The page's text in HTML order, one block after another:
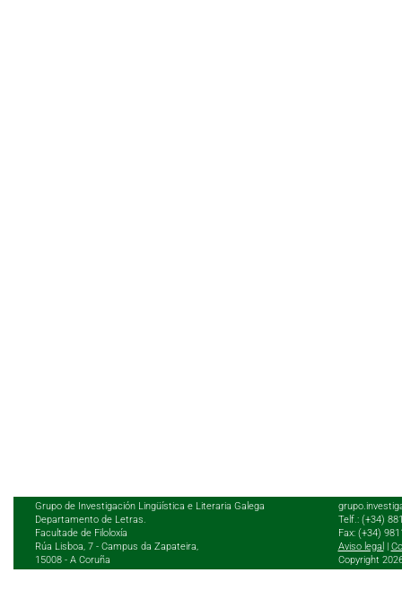
Grupo de Investigación Lingüística e Literaria Galega
Departamento de Letras.
Facultade de Filoloxía
Rúa Lisboa, 7 - Campus da Zapateira,
15008 - A Coruña
Telf.: (+34)
Fax: (+34)
Aviso legal
Copyright